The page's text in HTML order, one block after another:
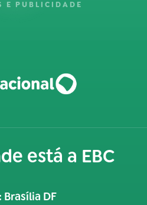
E PUBLICIDADE
está a EBC
Brasília DF